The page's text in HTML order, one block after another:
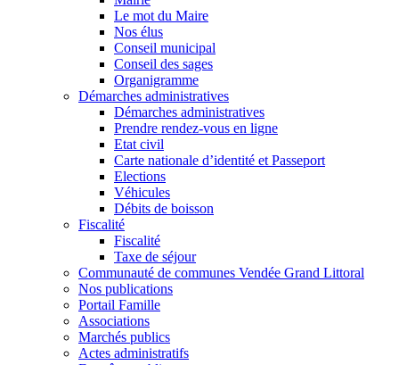
Le mot du Maire
Nos élus
Conseil municipal
Conseil des sages
Organigramme
Démarches administratives
Démarches administratives
Prendre rendez-vous en ligne
Etat civil
Carte nationale d’identité et Passeport
Elections
Véhicules
Débits de boisson
Fiscalité
Fiscalité
Taxe de séjour
Communauté de communes Vendée Grand Littoral
Nos publications
Portail Famille
Associations
Marchés publics
Actes administratifs